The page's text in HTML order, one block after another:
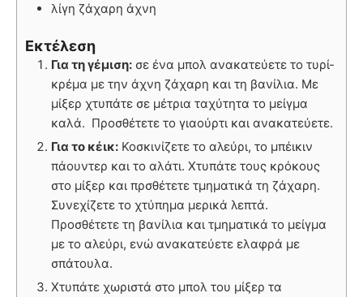
λίγη ζάχαρη άχνη
Εκτέλεση
Για τη γέμιση: σε ένα μπολ ανακατεύετε το τυρί-
κρέμα με την άχνη ζάχαρη και τη βανίλια. Με
μίξερ χτυπάτε σε μέτρια ταχύτητα το μείγμα
καλά. Προσθέτετε το γιαούρτι και ανακατεύετε.
Για το κέικ: Κοσκινίζετε το αλεύρι, το μπέικιν
πάουντερ και το αλάτι. Χτυπάτε τους κρόκους
στο μίξερ και πρσθέτετε τμηματικά τη ζάχαρη.
Συνεχίζετε το χτύπημα μερικά λεπτά.
Προσθέτετε τη βανίλια και τμηματικά το μείγμα
με το αλεύρι, ενώ ανακατεύετε ελαφρά με
σπάτουλα.
Χτυπάτε χωριστά στο μπολ του μίξερ τα